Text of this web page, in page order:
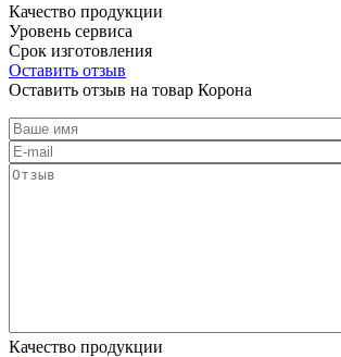
Качество продукции
Уровень сервиса
Срок изготовления
Оставить отзыв
Оставить отзыв на товар Корона
Качество продукции